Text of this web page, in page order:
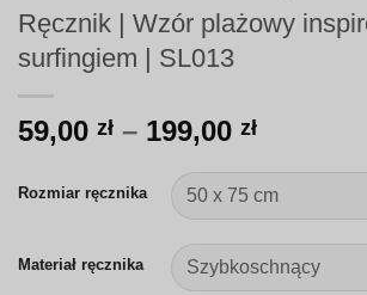
Ręcznik | Wzór plażowy
surfingiem | SL013
59,00 zł – 199,00 złZakres
od
59,00 zł
do
199,00 zł
Rozmiar ręcznika
Materiał ręcznika